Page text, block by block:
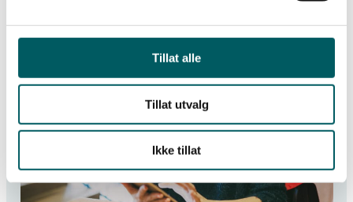
Tillat alle
Tillat utvalg
Ikke tillat